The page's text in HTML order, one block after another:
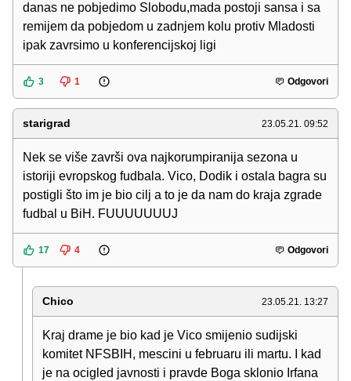
danas ne pobjedimo Slobodu,mada postoji sansa i sa
remijem da pobjedom u zadnjem kolu protiv Mladosti
ipak zavrsimo u konferencijskoj ligi
3 1 Odgovori
starigrad 23.05.21. 09:52
Nek se više završi ova najkorumpiranija sezona u
istoriji evropskog fudbala. Vico, Dodik i ostala bagra su
postigli što im je bio cilj a to je da nam do kraja zgrade
fudbal u BiH. FUUUUUUUJ
17 4 Odgovori
Chico 23.05.21. 13:27
Kraj drame je bio kad je Vico smijenio sudijski
komitet NFSBIH, mescini u februaru ili martu. I kad
je na ocigled javnosti i pravde Boga sklonio Irfana